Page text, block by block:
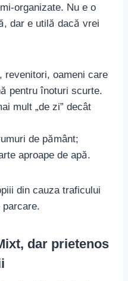
organizate. Nu e o
dar e utilă dacă vrei
revenitori, oameni care
pentru înoturi scurte.
mult „de zi” decât
de pământ;
aproape de apă.
din cauza traficului
parcare.
dar prietenos